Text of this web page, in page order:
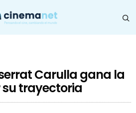
Carulla gana la
su trayectoria